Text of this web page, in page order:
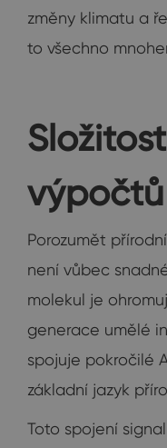
změny klimatu a
to všechno
výpočtů
Porozumět
není vůbec
molekul je
generace umělé
spojuje pokročilé
základní jazyk
Toto spojení